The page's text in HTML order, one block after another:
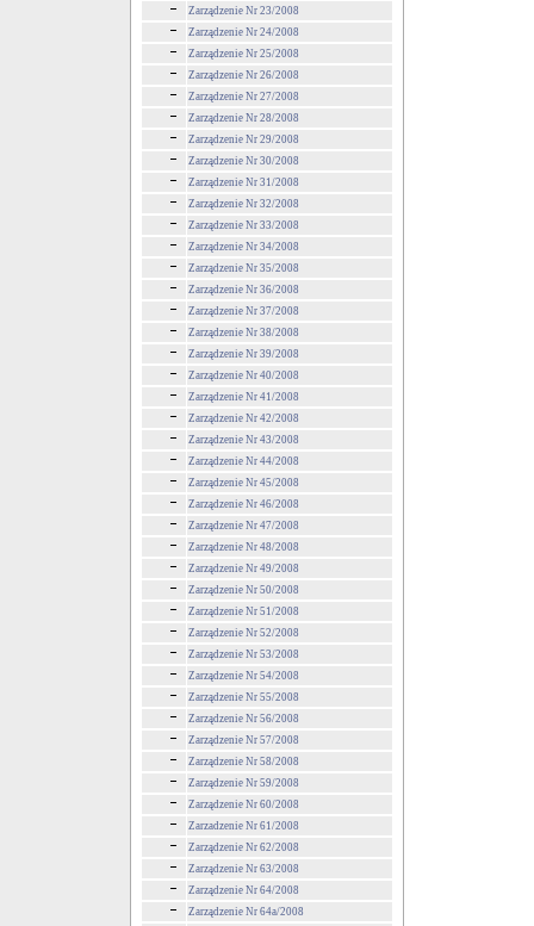
Zarządzenie Nr 23/2008
Zarządzenie Nr 24/2008
Zarządzenie Nr 25/2008
Zarządzenie Nr 26/2008
Zarządzenie Nr 27/2008
Zarządzenie Nr 28/2008
Zarządzenie Nr 29/2008
Zarządzenie Nr 30/2008
Zarządzenie Nr 31/2008
Zarządzenie Nr 32/2008
Zarządzenie Nr 33/2008
Zarządzenie Nr 34/2008
Zarządzenie Nr 35/2008
Zarządzenie Nr 36/2008
Zarządzenie Nr 37/2008
Zarządzenie Nr 38/2008
Zarządzenie Nr 39/2008
Zarządzenie Nr 40/2008
Zarządzenie Nr 41/2008
Zarządzenie Nr 42/2008
Zarządzenie Nr 43/2008
Zarządzenie Nr 44/2008
Zarządzenie Nr 45/2008
Zarządzenie Nr 46/2008
Zarządzenie Nr 47/2008
Zarządzenie Nr 48/2008
Zarządzenie Nr 49/2008
Zarządzenie Nr 50/2008
Zarządzenie Nr 51/2008
Zarządzenie Nr 52/2008
Zarządzenie Nr 53/2008
Zarządzenie Nr 54/2008
Zarządzenie Nr 55/2008
Zarządzenie Nr 56/2008
Zarządzenie Nr 57/2008
Zarządzenie Nr 58/2008
Zarządzenie Nr 59/2008
Zarządzenie Nr 60/2008
Zarzadzenie Nr 61/2008
Zarządzenie Nr 62/2008
Zarządzenie Nr 63/2008
Zarządzenie Nr 64/2008
Zarządzenie Nr 64a/2008